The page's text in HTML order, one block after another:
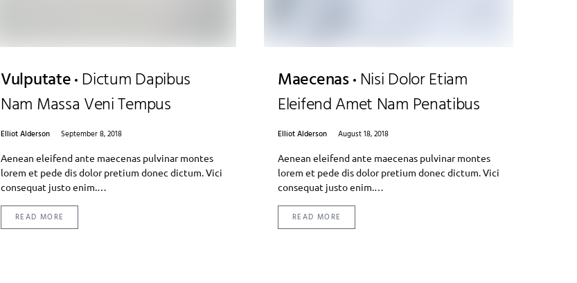
Vulputate Dictum Dapibus
Nam Massa Veni Tempus
Elliot Alderson
September 8, 2018
Aenean eleifend ante maecenas pulvinar montes
lorem et pede dis dolor pretium donec dictum. Vici
consequat justo enim.…
READ MORE
Maecenas Nisi Dolor Etiam
Eleifend Amet Nam Penatibus
Elliot Alderson
August 18, 2018
Aenean eleifend ante maecenas pulvinar montes
lorem et pede dis dolor pretium donec dictum. Vici
consequat justo enim.…
READ MORE